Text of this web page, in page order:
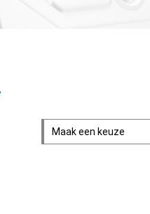
Maak een keuze